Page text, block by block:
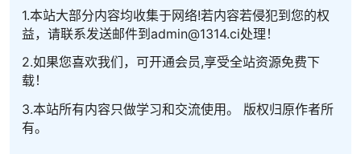
1.本站大部分内容均收集于网络!若内容若侵犯到您的权
益，请联系发送邮件到admin@1314.ci处理！
2.如果您喜欢我们，可开通会员,享受全站资源免费下
载！
3.本站所有内容只做学习和交流使用。 版权归原作者所
有。